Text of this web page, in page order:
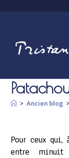
to
> Ancien blog >
Pour ceux
entre